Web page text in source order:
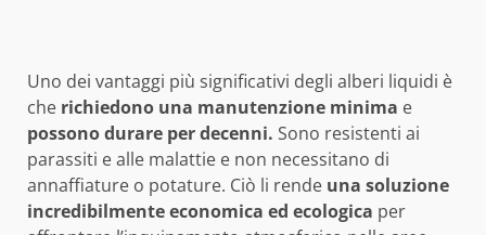
Uno dei vantaggi più significativi degli alberi liquidi è
che richiedono una manutenzione minima e
possono durare per decenni. Sono resistenti ai
parassiti e alle malattie e non necessitano di
annaffiature o potature. Ciò li rende una soluzione
incredibilmente economica ed ecologica per